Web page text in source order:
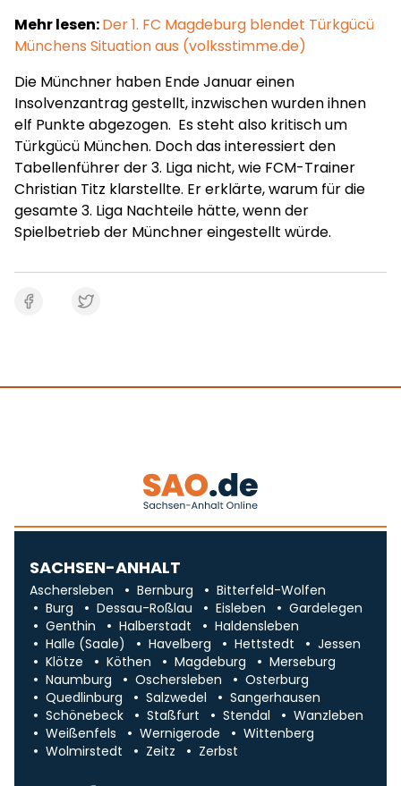
Mehr lesen:Der 1. FC Magdeburg blendet Türkgücü
Münchens Situation aus (volksstimme.de)
Die Münchner haben Ende Januar einen
Insolvenzantrag gestellt, inzwischen wurden ihnen
elf Punkte abgezogen. Es steht also kritisch um
Türkgücü München. Doch das interessiert den
Tabellenführer der 3. Liga nicht, wie FCM-Trainer
Christian Titz klarstellte. Er erklärte, warum für die
gesamte 3. Liga Nachteile hätte, wenn der
Spielbetrieb der Münchner eingestellt würde.
SACHSEN-ANHALT
Aschersleben Bernburg
Bitterfeld-Wolfen
Burg
Dessau-Roßlau Eisleben
Gardelegen
Genthin
Halberstadt
Haldensleben
Halle (Saale)
Havelberg Hettstedt
Jessen
Klötze
Köthen Magdeburg
Merseburg
Naumburg
Oschersleben
Osterburg
Quedlinburg
Salzwedel
Sangerhausen
Schönebeck
Staßfurt Stendal
Wanzleben
Weißenfels
Wernigerode
Wittenberg
Wolmirstedt
Zeitz Zerbst